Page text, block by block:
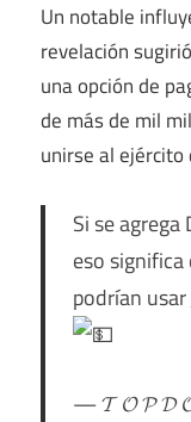
Un notable
revelación
una opción de
de más de mil
unirse al ejército
Si se
eso significa
podrían usar
— 𝓣 𝓞 𝓟 𝓓 𝓞